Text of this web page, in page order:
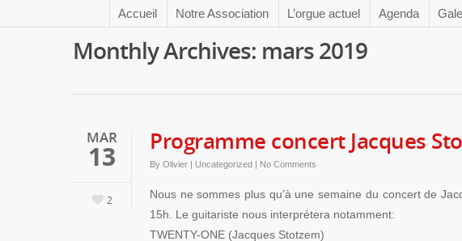
Accueil Notre Association L’orgue actuel Agenda
Monthly Archives: mars 2019
MAR
13
2
Programme concert Jacques
By Olivier | Uncategorized | No Comments
Nous ne sommes plus qu’à une semaine du concert de
15h. Le guitariste nous interprétera notamment:
TWENTY-ONE (Jacques Stotzem)